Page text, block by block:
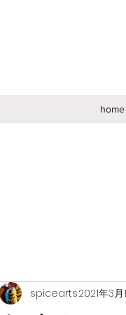
home
spicearts2021年3月